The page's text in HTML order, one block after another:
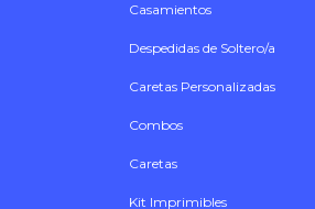
Casamientos
Despedidas de Soltero/a
Caretas Personalizadas
Combos
Caretas
Kit Imprimibles